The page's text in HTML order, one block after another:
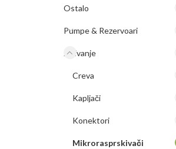
Ostalo
Pumpe & Rezervoari
Zalivanje
Creva
Kapljači
Konektori
Mikrorasprskivači